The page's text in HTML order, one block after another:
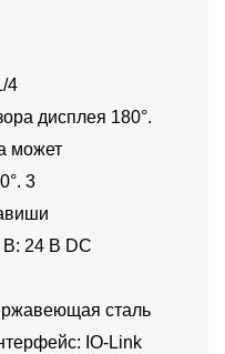
4
дисплея 180°.
может
3
24 В DC
сталь
IO-Link